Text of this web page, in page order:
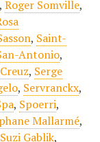
Roger Somville,
, Saint-
Antonio,
, Serge
, Servranckx,
, Spoerri,
Mallarmé,
Suzi Gablik,